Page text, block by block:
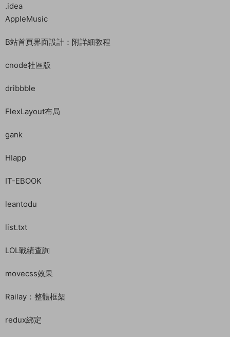
.idea
AppleMusic
B站首頁界面設計：附詳細教程
cnode社區版
dribbble
FlexLayout布局
gank
HIapp
IT-EBOOK
leantodu
list.txt
LOL戰績查詢
movecss效果
Railay：整體框架
redux綁定